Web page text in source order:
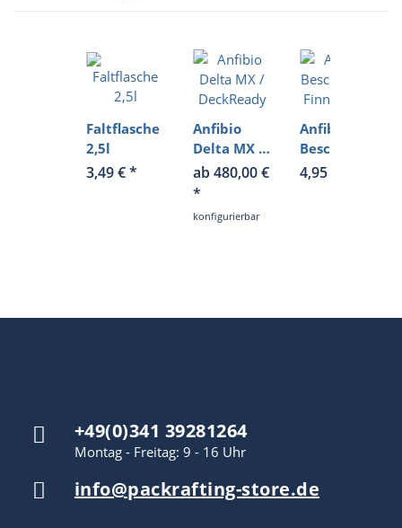
Faltflasche
2,5l
3,49 €*
Anfibio
Delta MX /
DeckReady
ab 480,00 €
*
konfigurierbar
Anfibio
Beschlag
für Finne/
4,95 €
+49(0)341 39281264
Montag - Freitag: 9 - 16 Uhr
info@packrafting-store.de